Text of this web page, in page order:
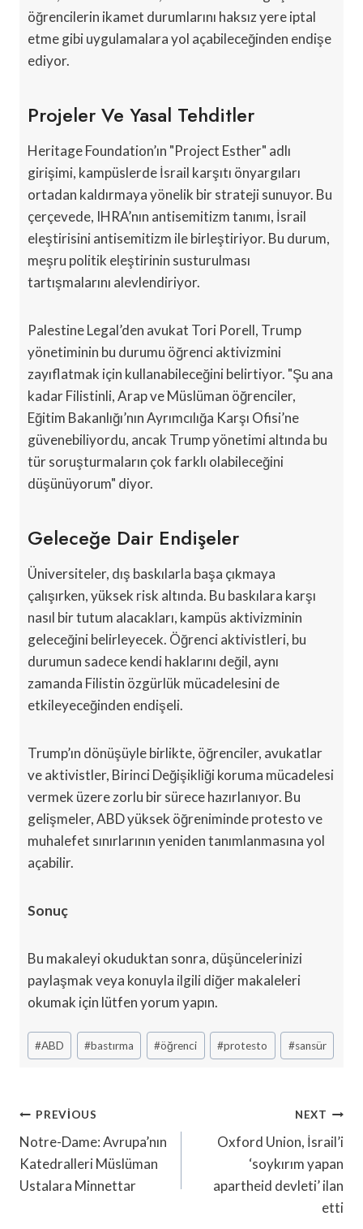
öğrencilerin ikamet durumlarını haksız yere iptal
etme gibi uygulamalara yol açabileceğinden endişe
ediyor.
Projeler Ve Yasal Tehditler
Heritage Foundation’ın "Project Esther" adlı
girişimi, kampüslerde İsrail karşıtı önyargıları
ortadan kaldırmaya yönelik bir strateji sunuyor. Bu
çerçevede, IHRA’nın antisemitizm tanımı, İsrail
eleştirisini antisemitizm ile birleştiriyor. Bu durum,
meşru politik eleştirinin susturulması
tartışmalarını alevlendiriyor.
Palestine Legal’den avukat Tori Porell, Trump
yönetiminin bu durumu öğrenci aktivizmini
zayıflatmak için kullanabileceğini belirtiyor. "Şu ana
kadar Filistinli, Arap ve Müslüman öğrenciler,
Eğitim Bakanlığı’nın Ayrımcılığa Karşı Ofisi’ne
güvenebiliyordu, ancak Trump yönetimi altında bu
tür soruşturmaların çok farklı olabileceğini
düşünüyorum" diyor.
Geleceğe Dair Endişeler
Üniversiteler, dış baskılarla başa çıkmaya
çalışırken, yüksek risk altında. Bu baskılara karşı
nasıl bir tutum alacakları, kampüs aktivizminin
geleceğini belirleyecek. Öğrenci aktivistleri, bu
durumun sadece kendi haklarını değil, aynı
zamanda Filistin özgürlük mücadelesini de
etkileyeceğinden endişeli.
Trump’ın dönüşüyle birlikte, öğrenciler, avukatlar
ve aktivistler, Birinci Değişikliği koruma mücadelesi
vermek üzere zorlu bir sürece hazırlanıyor. Bu
gelişmeler, ABD yüksek öğreniminde protesto ve
muhalefet sınırlarının yeniden tanımlanmasına yol
açabilir.
Sonuç
Bu makaleyi okuduktan sonra, düşüncelerinizi
paylaşmak veya konuyla ilgili diğer makaleleri
okumak için lütfen yorum yapın.
Post
Tags:
#ABD #bastırma #öğrenci #protesto #sansür
Yazı
Gezinmesi
PREVIOUS
Notre-Dame: Avrupa’nın
Katedralleri Müslüman
Ustalara Minnettar
NEXT
Oxford Union, İsrail’i
‘soykırım yapan
apartheid devleti’ ilan
etti